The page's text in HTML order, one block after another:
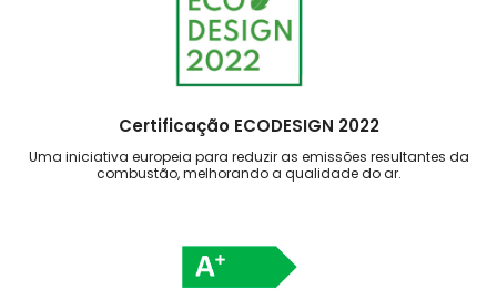
Certificação ECODESIGN 2022
Uma iniciativa europeia para reduzir as emissões resultantes da
combustão, melhorando a qualidade do ar.